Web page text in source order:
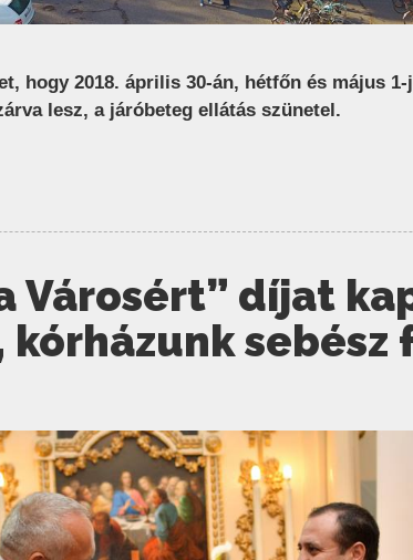
hogy 2018. április 30-án, hétfőn és május
lesz, a járóbeteg ellátás szünetel.
Városért” díjat
kórházunk sebész